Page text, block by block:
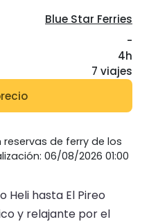
Blue Star Ferries
-
4h
7 viajes
de ferry de los
06/08/2026 01:00
Heli hasta El Pireo
y relajante por el